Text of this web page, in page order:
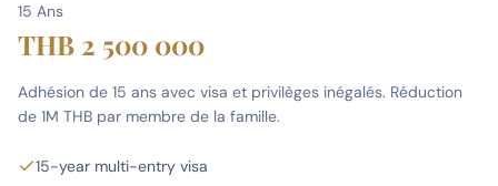
15 Ans
THB 2 500 000
Adhésion de 15 ans avec visa et privilèges inégalés. Réduction
de 1M THB par membre de la famille.
15-year multi-entry visa